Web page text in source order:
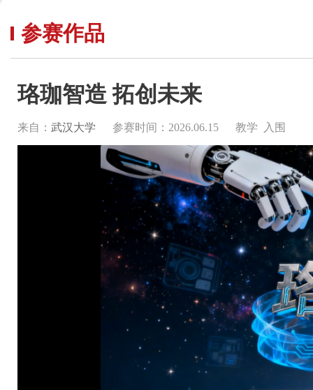
参赛作品
珞珈智造 拓创未来
来自： 武汉大学 参赛时间：2026.06.15 教学 入围